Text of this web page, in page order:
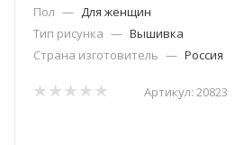
Пол — Для женщин
Тип рисунка — Вышивка
Страна изготовитель — Россия
Артикул: 20823